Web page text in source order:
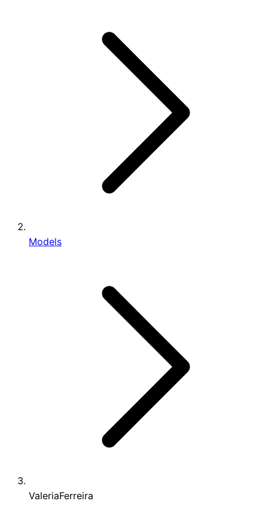
Models
ValeriaFerreira